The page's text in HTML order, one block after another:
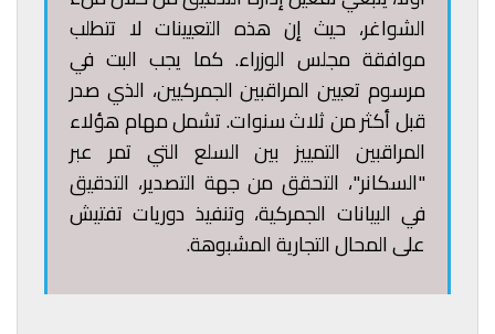
الشواغر، حيث إن هذه التعيينات لا تتطلب
موافقة مجلس الوزراء. كما يجب البت في
مرسوم تعيين المراقبين الجمركيين، الذي صدر
قبل أكثر من ثلاث سنوات. تشمل مهام هؤلاء
المراقبين التمييز بين السلع التي تمر عبر
"السكانر"، التحقق من جهة التصدير، التدقيق
في البيانات الجمركية، وتنفيذ دوريات تفتيش
على المحال التجارية المشبوهة.